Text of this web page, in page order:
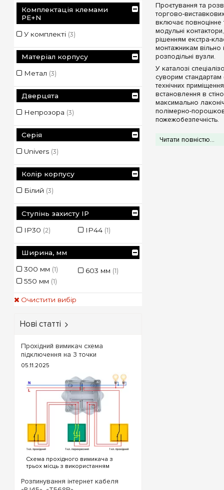
Проєтування та
торгово-
включає
модульні
рішенням екстра-
монтажникам вільно
розподільні вузли.
У каталозі
суворим стандартам
технічних
встановлення в
максимально
полімерно-
пожежобезпечність.
Читати повністю...
Комплектація клемами
PE+N
У комплекті (3)
Матеріал корпусу
Метал (3)
Дверцята
Непрозора (3)
Серія
Univers (3)
Колір корпусу
Білий (3)
Ступінь захисту IP
IP30 (2) IP44 (1)
Ширина, мм
300 мм (1)
550 мм (1)
603 мм (1)
Очистити вибір
Нові статті
Прохідний вимикач схема
підключення на 3 точки
05.11.2025
Схема прохідного вимикача з
трьох місць з використанням
вимикача. Для реалізації схеми
прохідних вимикачів з трьох точок
Розпинування інтернет кабеля